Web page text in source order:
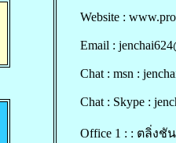
Website :
Email :
Chat : msn :
Chat : Skype :
Office 1 : : ตลิ่งชั